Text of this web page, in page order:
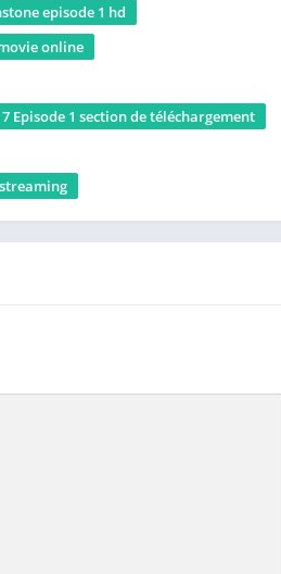
episode 1 hd
online
Episode 1 section de téléchargement